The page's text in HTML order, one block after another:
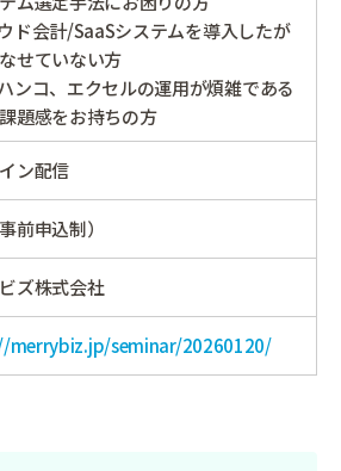
ド会計/SaaSシステムを導入したが
せていない方
ンコ、エクセルの運用が煩雑である
題感をお持ちの方
ン配信
前申込制）
ズ株式会社
merrybiz.jp/seminar/20260120/